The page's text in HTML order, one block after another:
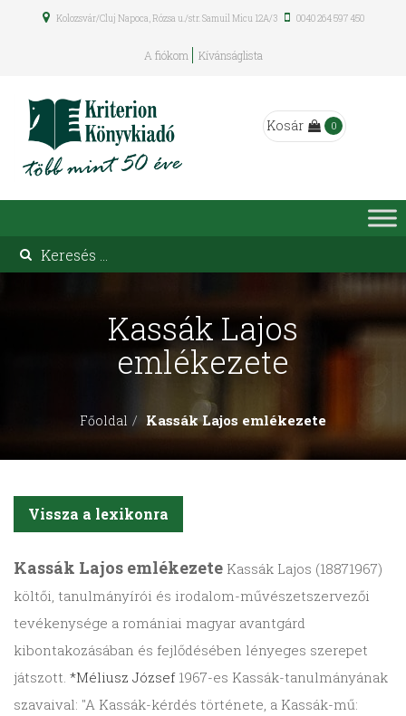
Kolozsvár/Cluj Napoca, Rózsa u./str. Samuil Micu 12A/3 0040 264 597 450
A fiókom Kívánságlista
Kosár 0
Kassák Lajos
emlékezete
Főoldal Kassák Lajos emlékezete
Vissza a lexikonra
Kassák Lajos emlékezete Kassák Lajos (18871967)
költői, tanulmányírói és irodalom-művészetszervezői
tevékenysége a romániai magyar avantgárd
kibontakozásában és fejlődésében lényeges szerepet
játszott. *Méliusz József1967-es Kassák-tanulmányának
szavaival: "A Kassák-kérdés története, a Kassák-mű: